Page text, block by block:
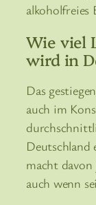
alkoholfreies
Wie viel
wird in
Das
auch im
macht davon
auch wenn